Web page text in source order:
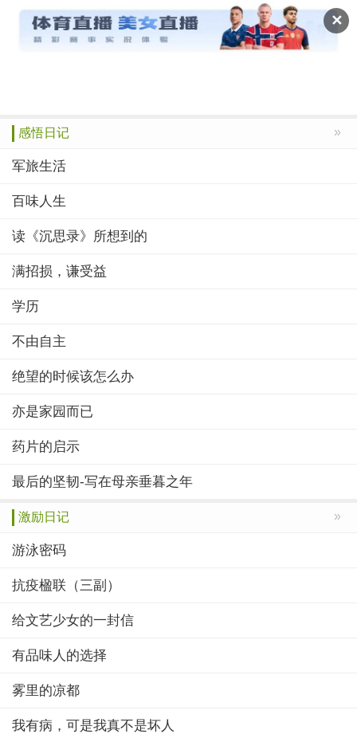
✕
读文斋
推荐 赞榜 绝品 诗歌
感悟日记 »
军旅生活
百味人生
读《沉思录》所想到的
满招损，谦受益
学历
不由自主
绝望的时候该怎么办
亦是家园而已
药片的启示
最后的坚韧-写在母亲垂暮之年
激励日记 »
游泳密码
抗疫楹联（三副）
给文艺少女的一封信
有品味人的选择
雾里的凉都
我有病，可是我真不是坏人